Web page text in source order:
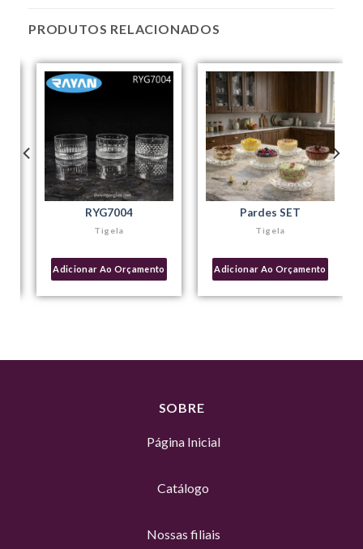
PRODUTOS RELACIONADOS
Tigela
RYG7004
Adicionar Ao Orçamento
Tigela
Pardes SET
Adicionar Ao Orçamento
SOBRE
Página Inicial
Catálogo
Nossas filiais